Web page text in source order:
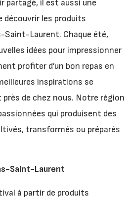
partagé, il est aussi une
découvrir les produits
Saint-Laurent. Chaque été,
idées pour impressionner
profiter d’un bon repas en
inspirations se
de chez nous. Notre région
qui produisent des
transformés ou préparés
Saint-Laurent
à partir de produits